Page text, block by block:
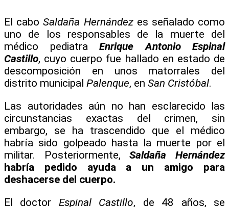
El caboSaldaña Hernándezes señalado como
uno de los responsables de la muerte del
médico pediatraEnrique Antonio Espinal
Castillo, cuyo cuerpo fue hallado en estado de
descomposición en unos matorrales del
distrito municipal Palenque, en San Cristóbal.
Las autoridades aún no han esclarecido las
circunstancias exactas del crimen, sin
embargo, se ha trascendido que el médico
habría sido golpeado hasta la muerte por el
militar. Posteriormente,Saldaña Hernández
habría pedido ayuda a un amigo para
deshacerse del cuerpo.
El doctor Espinal Castillo, de 48 años, se